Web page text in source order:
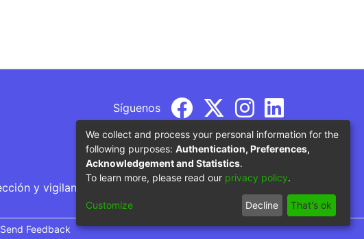
Síguenos
y vigilancia por parte del Ministerio de Educación
Send Feedback
We collect and process your personal information for the
following purposes: Authentication, Preferences,
Acknowledgement and Statistics.
To learn more, please read our privacy policy.
Customize Decline That's ok